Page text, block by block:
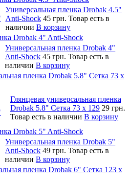
Универсальная пленка Drobak 4.5"
Anti-Shock 45 грн. Товар есть в
наличии В корзину
Drobak 4" Anti-Shock
Универсальная пленка Drobak 4"
Anti-Shock 45 грн. Товар есть в
наличии В корзину
пленка Drobak 5.8" Сетка 73 x
Глянцевая универсальная пленка
Drobak 5.8" Сетка 73 x 129 29 грн.
Товар есть в наличии В корзину
Drobak 5" Anti-Shock
Универсальная пленка Drobak 5"
Anti-Shock 49 грн. Товар есть в
наличии В корзину
пленка Drobak 6" Сетка 123 х